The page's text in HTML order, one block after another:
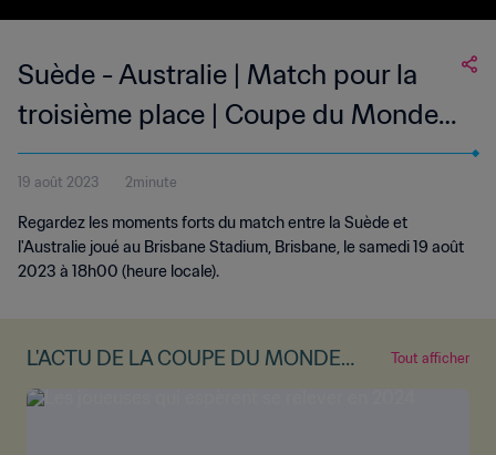
Suède - Australie | Match pour la
troisième place | Coupe du Monde
Féminine de la FIFA, Australie &
Nouvelle-Zélande 2023™ | Résumé
vidéo (Sans commentaires)
19 août 2023 2minute
Regardez les moments forts du match entre la Suède et
l'Australie joué au Brisbane Stadium, Brisbane, le samedi 19 août
2023 à 18h00 (heure locale).
L'ACTU DE LA COUPE DU MONDE
FÉMININE DE LA FIFA™
Tout afficher